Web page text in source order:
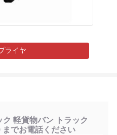
ライヤ
軽貨物バン トラック
までお電話ください